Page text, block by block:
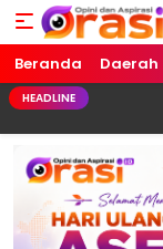
Orasi.ID
Opini dan
Beranda Daerah
HEADLINE